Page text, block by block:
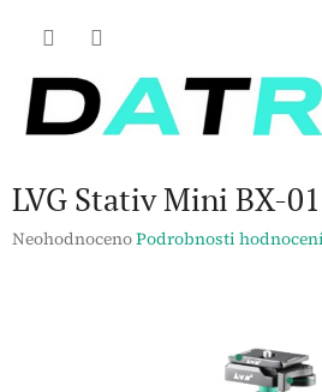
LVG Stativ Mini BX-01
Průměrné
NeohodnocenoPodrobnosti hodnocení